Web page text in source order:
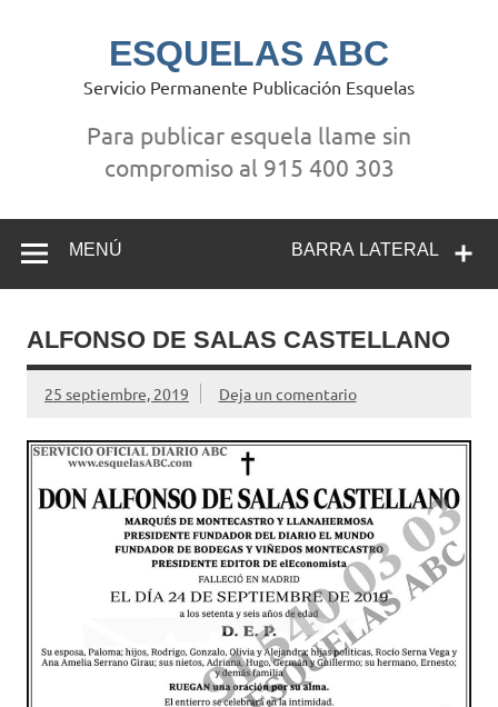
ESQUELAS ABC
Servicio Permanente Publicación Esquelas
Para publicar esquela llame sin
compromiso al 915 400 303
BARRA LATERAL
MENÚ
ALFONSO DE SALAS CASTELLANO
25 septiembre, 2019 Deja un comentario